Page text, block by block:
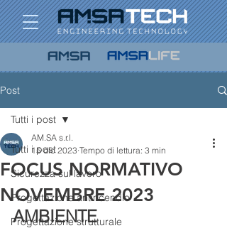
Post
Tutti i post
Sicurezza sul lavoro
Progettazione antincendio
Progettazione strutturale
Tutti i post
FOCUS NORMATIVO
NOVEMBRE 2023
AM.SA s.r.l.
15 dic 2023 Tempo di lettura: 3 min
AMBIENTE